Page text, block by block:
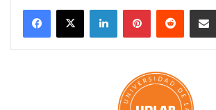
LinkedInPinterestReddit